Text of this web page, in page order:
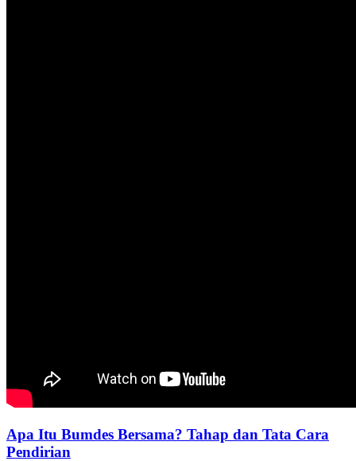
Apa Itu Bumdes Bersama? Tahap dan Tata Cara
Pendirian